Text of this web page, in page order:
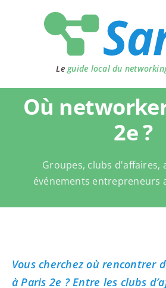
Le guide local du
Où
2e ?
Groupes, clubs d'affaires,
événements entrepreneurs
Vous cherchez où rencontrer
à Paris 2e ? Entre les clubs